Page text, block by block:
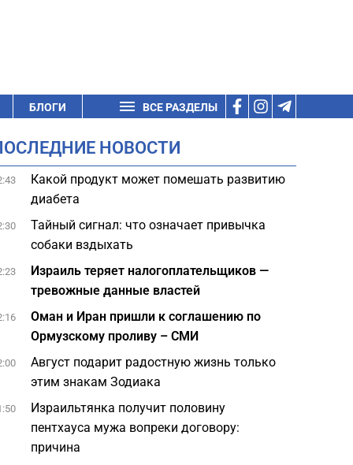
БЛОГИ ВСЕ РАЗДЕЛЫ
НОВОСТИ
Какой продукт может помешать развитию
диабета
Тайный сигнал: что означает привычка
собаки вздыхать
Израиль теряет налогоплательщиков —
тревожные данные властей
Оман и Иран пришли к соглашению по
Ормузскому проливу – СМИ
Август подарит радостную жизнь только
этим знакам Зодиака
Израильтянка получит половину
пентхауса мужа вопреки договору:
причина